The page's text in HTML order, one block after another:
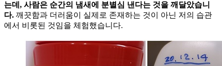
는데, 사람은 순간의 냄새에 분별심 낸다는 것을 깨달았습니
다. 깨끗함과 더러움이 실제로 존재하는 것이 아닌 저의 습관
에서 비롯된 것임을 체험했습니다.